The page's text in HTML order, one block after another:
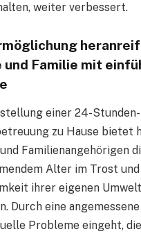
weiter verbessert.
und Familie mit
einer 24-Stunden-
zu Hause bietet
Familienangehörigen
Alter im Trost
ihrer eigenen
Durch eine
Probleme eingeht,